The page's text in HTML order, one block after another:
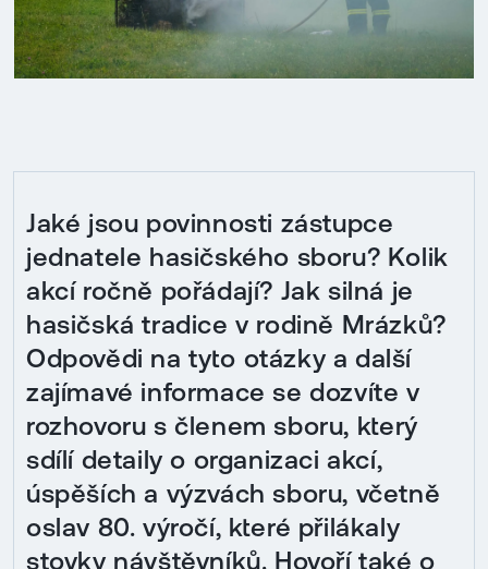
Jaké jsou povinnosti zástupce
jednatele hasičského sboru? Kolik
akcí ročně pořádají? Jak silná je
hasičská tradice v rodině Mrázků?
Odpovědi na tyto otázky a další
zajímavé informace se dozvíte v
rozhovoru s členem sboru, který
sdílí detaily o organizaci akcí,
úspěších a výzvách sboru, včetně
oslav 80. výročí, které přilákaly
stovky návštěvníků. Hovoří také o